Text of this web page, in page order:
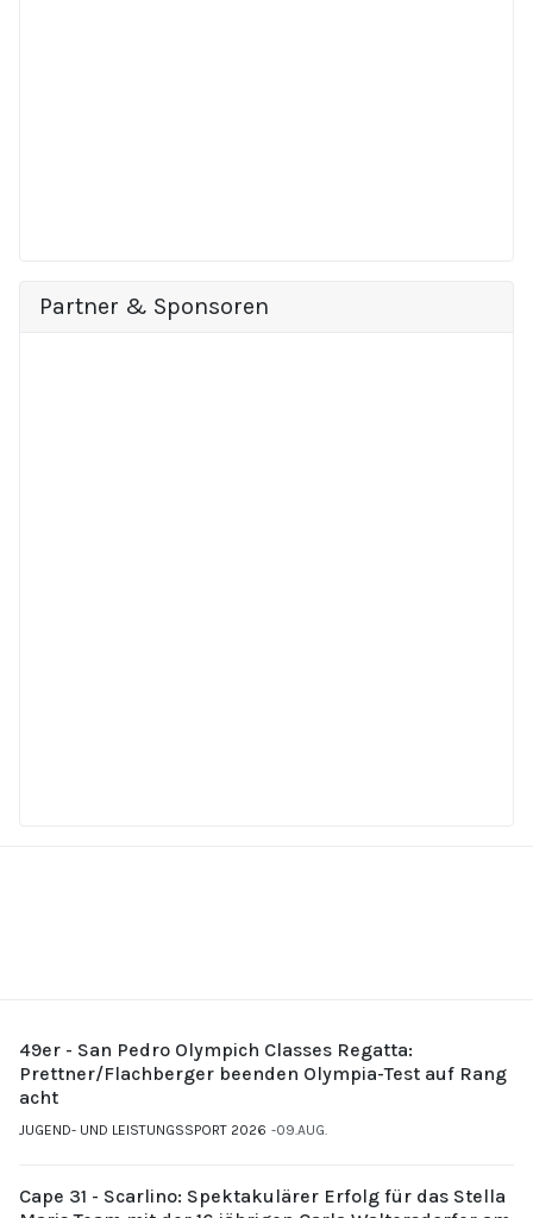
Partner & Sponsoren
49er - San Pedro Olympich Classes Regatta:
Prettner/Flachberger beenden Olympia-Test auf Rang
acht
JUGEND- UND LEISTUNGSSPORT 2026 09.AUG.
Cape 31 - Scarlino: Spektakulärer Erfolg für das Stella